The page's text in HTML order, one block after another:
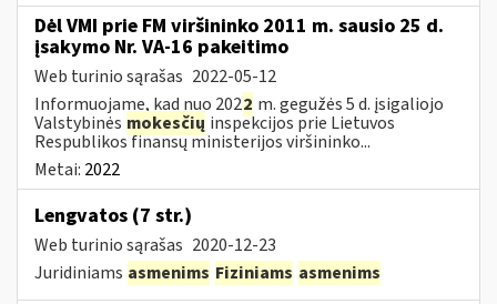
Dėl VMI prie FM viršininko 2011 m. sausio 25 d.
įsakymo Nr. VA-16 pakeitimo
Web turinio sąrašas 2022-05-12
Informuojame, kad nuo 2022 m. gegužės 5 d. įsigaliojo
Valstybinės mokesčių inspekcijos prie Lietuvos
Respublikos finansų ministerijos viršininko...
Metai: 2022
Lengvatos (7 str.)
Web turinio sąrašas 2020-12-23
Juridiniams asmenims Fiziniams asmenims